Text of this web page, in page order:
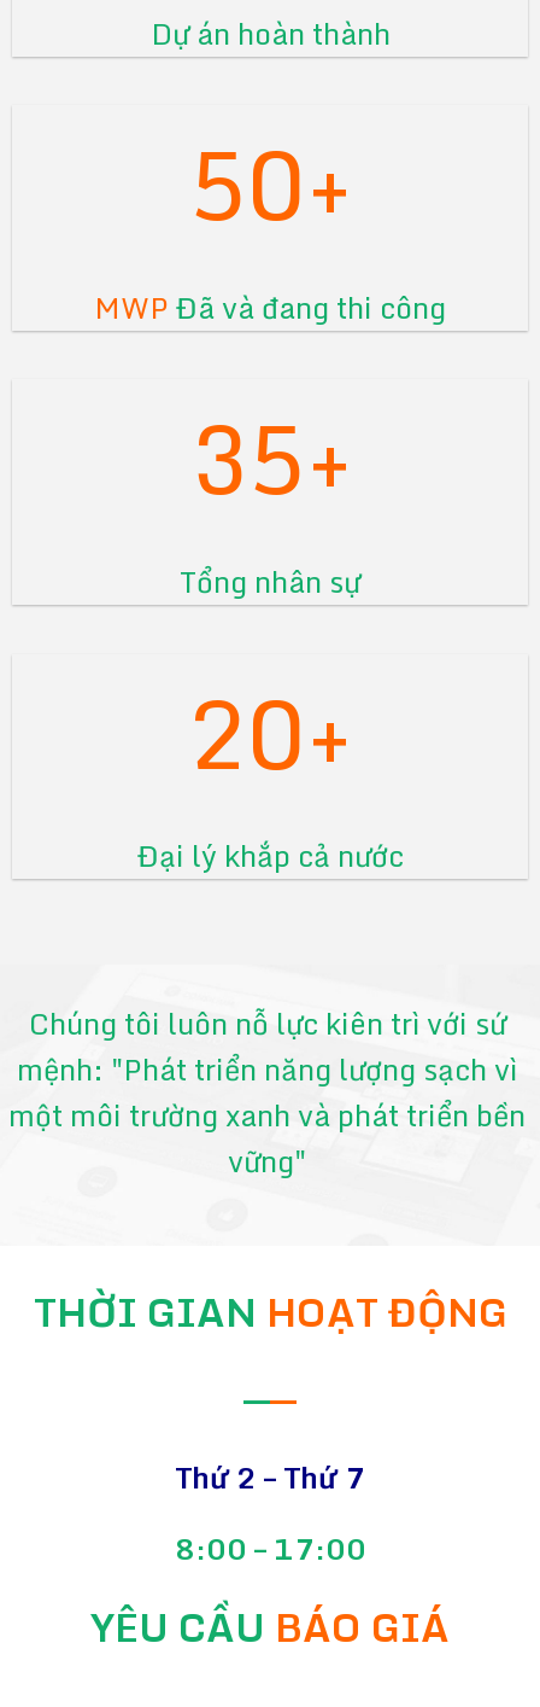
Dự án hoàn thành
50+
MWPĐã và đang thi công
35+
Tổng nhân sự
20+
Đại lý khắp cả nước
Chúng tôi luôn nỗ lực kiên trì với sứ
mệnh: "Phát triển năng lượng sạch vì
một môi trường xanh và phát triển bền
vững"
THỜI GIAN HOẠT ĐỘNG
——
Thứ 2 – Thứ 7
8:00 – 17:00
YÊU CẦU BÁO GIÁ